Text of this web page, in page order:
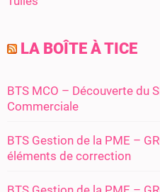
LA BOÎTE À TICE
BTS MCO – Découverte du
Commerciale
BTS Gestion de la PME –
éléments de correction